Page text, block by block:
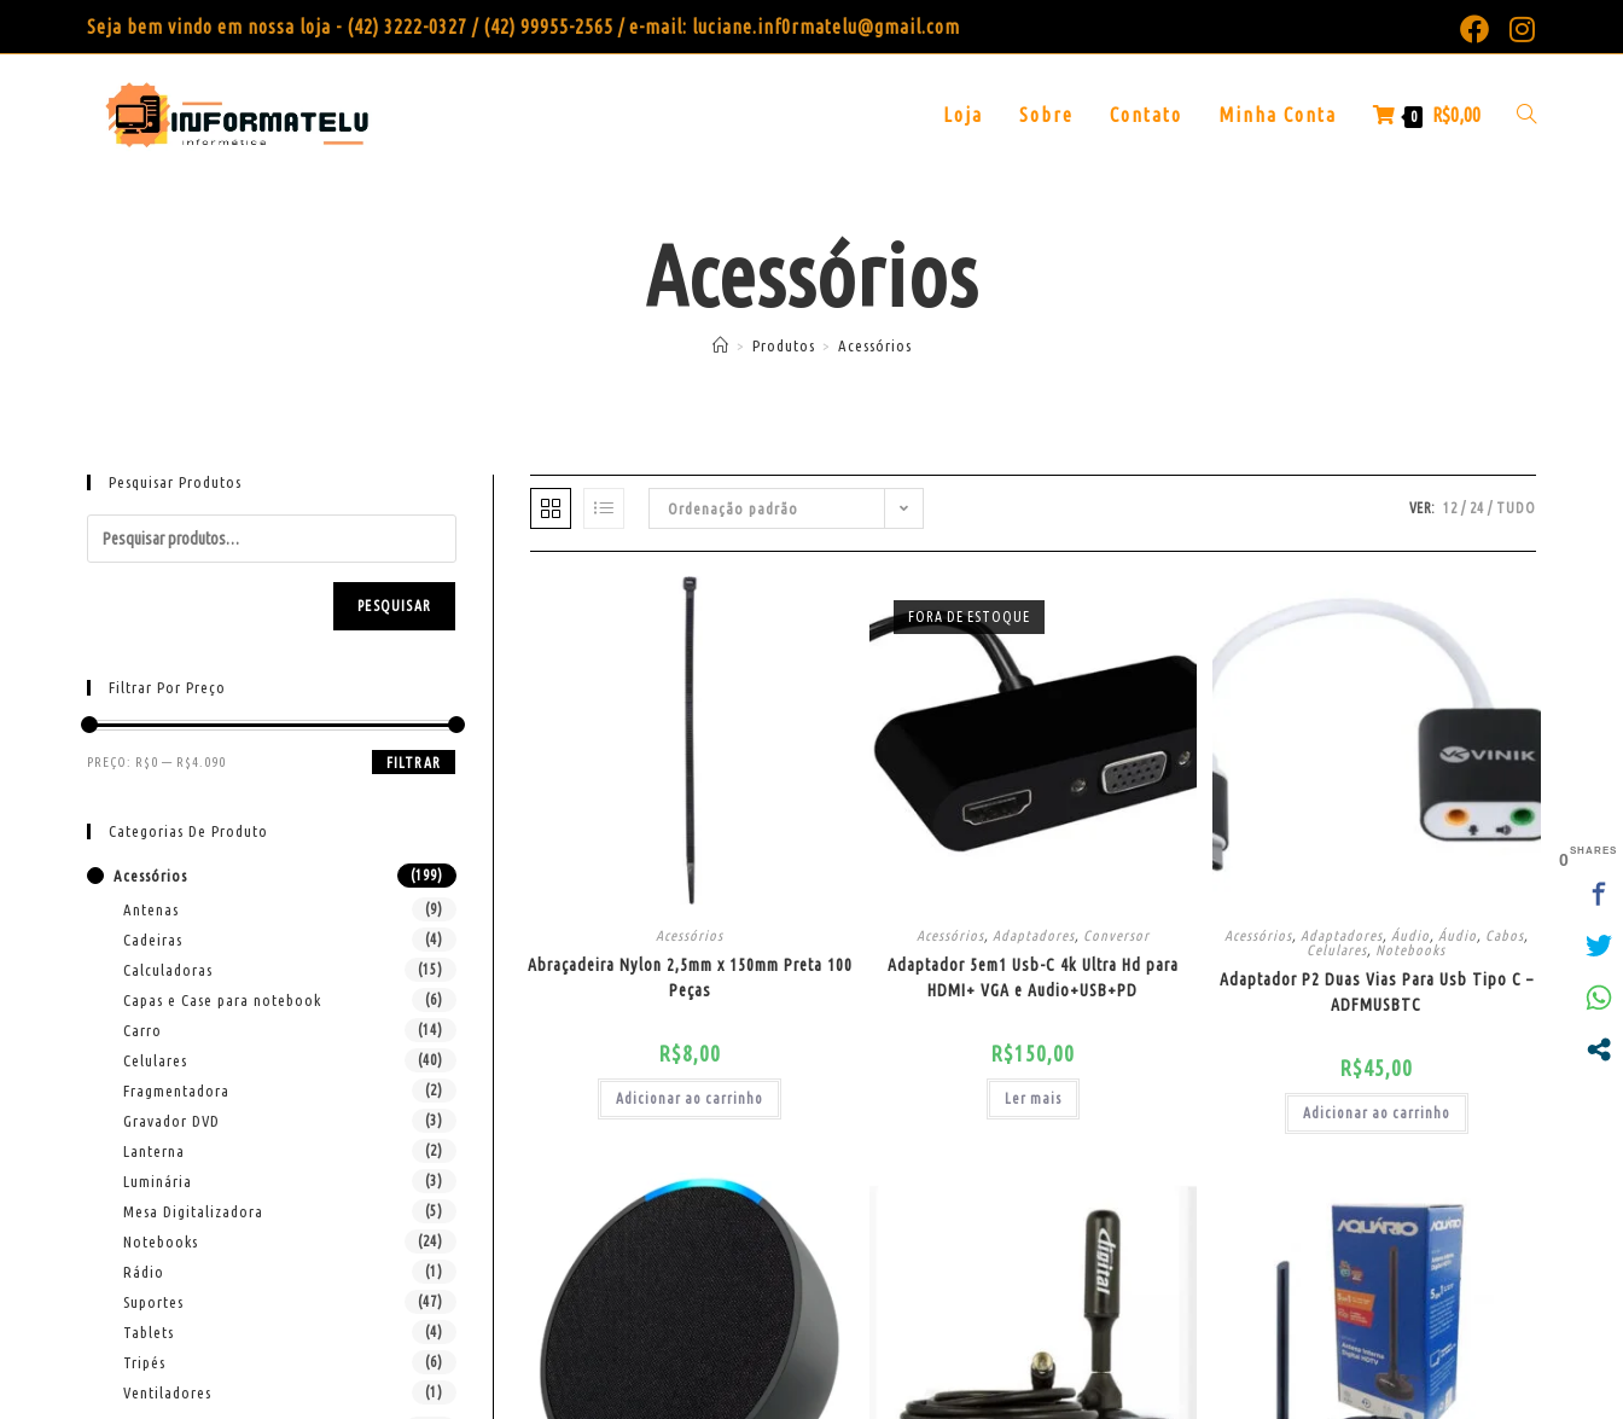
Seja bem vindo em nossa loja - (42) 3222-0327 / (42) 99955-2565 / e-mail: luciane.inf0rmatelu@gmail.com
Loja Sobre Contato Minha Conta 0 R$0,00
Acessórios
> Produtos > Acessórios
Ordenação padrão VER: 12 24 TUDO
Acessórios
Abraçadeira Nylon 2,5mm x 150mm Preta 100
Peças
R$8,00
Adicionar ao carrinho
FORA DE ESTOQUE
Acessórios, Adaptadores, Conversor
Adaptador 5em1 Usb-C 4k Ultra Hd para
HDMI+ VGA e Audio+USB+PD
R$150,00
Ler mais
Acessórios, Adaptadores, Áudio, Áudio, Cabos,
Celulares, Notebooks
Adaptador P2 Duas Vias Para Usb Tipo C –
ADFMUSBTC
R$45,00
Adicionar ao carrinho
Pesquisar Produtos
PESQUISAR
Filtrar Por Preço
FILTRAR
PREÇO: R$0 — R$4.090
Categorias De Produto
Acessórios (199)
Antenas (9)
Cadeiras (4)
Calculadoras (15)
Capas e Case para notebook (6)
Carro (14)
Celulares (40)
Fragmentadora (2)
Gravador DVD (3)
Lanterna (2)
Luminária (3)
Mesa Digitalizadora (5)
Notebooks (24)
Rádio (1)
Suportes (47)
Tablets (4)
Tripés (6)
Ventiladores (1)
0SHARES